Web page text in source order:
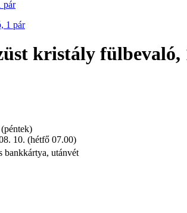
pár
kristály fülbevaló,
10. (hétfő 07.00)
bankkártya, utánvét